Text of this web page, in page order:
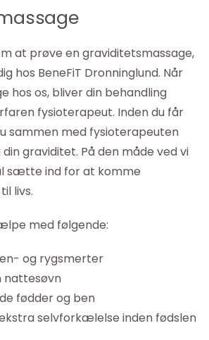
at prøve en graviditetsmassage,
hos BeneFiT Dronninglund. Når
hos os, bliver din behandling
fysioterapeut. Inden du får
sammen med fysioterapeuten
graviditet. På den måde ved vi
sætte ind for at komme
livs.
med følgende:
og rygsmerter
nattesøvn
fødder og ben
selvforkælelse inden fødslen